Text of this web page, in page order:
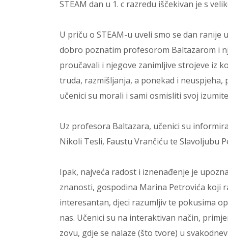
STEAM dan u 1. c razredu iščekivan je s
U priču o STEAM-u uveli smo se dan ranije
dobro poznatim profesorom Baltazarom i
proučavali i njegove zanimljive strojeve iz
truda, razmišljanja, a ponekad i
učenici su morali i sami osmisliti svoj
Uz profesora Baltazara, učenici su
Nikoli Tesli, Faustu Vrančiću te Slavoljubu
Ipak, najveća radost i iznenađenje je
znanosti, gospodina Marina Petrovića koji
interesantan, djeci razumljiv te pokusima
nas. Učenici su na interaktivan način,
zovu, gdje se nalaze (što tvore) u